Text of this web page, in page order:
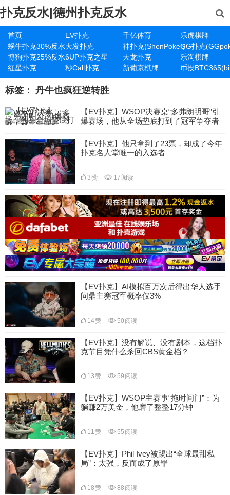
扑克反水|德州扑克反水
首页 EV扑克 千亿体育
乐虎棋牌
蜗牛扑克30%反水大发扑克 神扑克(ShenPoker)GG扑克
博狗扑克25%反水6UP扑克之星 天龙扑克
乐淘棋牌
红星扑克
秒Call扑克 新葡京棋牌 币投
标签： 丹牛也疯狂逆转胜
【EV扑克】WSOP决赛桌“多弗朗明哥”引
爆赛场，他从全场垫底打到了冠军争夺者
4赞 20阅读
【EV扑克】他只拿到了23票，却成了今年
扑克名人堂唯一的入选者
3赞 17 阅读
【EV扑克】AI模拟百万次后得出华人选手
问鼎主赛冠军概率仅3%
14赞 50 阅读
【EV扑克】没有解说、没有剧本，这档扑
克节目凭什么杀回CBS黄金档？
13赞 59 阅读
【EV扑克】WSOP主赛事“拖时间门”：为
躺赚2万美金，他磨了整整17分钟
11赞 55 阅读
【EV扑克】Phil Ivey被踢出“全球最甜私
局”：太强，反而成了原罪
18赞 88 阅读